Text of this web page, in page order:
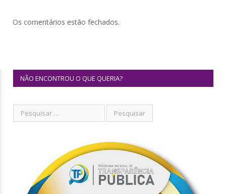
Os comentários estão fechados.
NÃO ENCONTROU O QUE QUERIA?